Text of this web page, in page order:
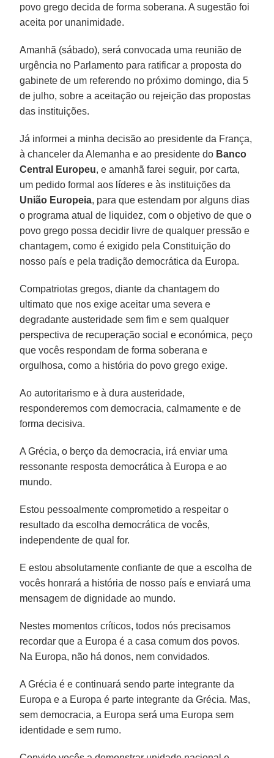
povo grego decida de forma soberana. A sugestão foi
aceita por unanimidade.
Amanhã (sábado), será convocada uma reunião de
urgência no Parlamento para ratificar a proposta do
gabinete de um referendo no próximo domingo, dia 5
de julho, sobre a aceitação ou rejeição das propostas
das instituições.
Já informei a minha decisão ao presidente da França,
à chanceler da Alemanha e ao presidente do Banco
Central Europeu, e amanhã farei seguir, por carta,
um pedido formal aos líderes e às instituições da
União Europeia, para que estendam por alguns dias
o programa atual de liquidez, com o objetivo de que o
povo grego possa decidir livre de qualquer pressão e
chantagem, como é exigido pela Constituição do
nosso país e pela tradição democrática da Europa.
Compatriotas gregos, diante da chantagem do
ultimato que nos exige aceitar uma severa e
degradante austeridade sem fim e sem qualquer
perspectiva de recuperação social e económica, peço
que vocês respondam de forma soberana e
orgulhosa, como a história do povo grego exige.
Ao autoritarismo e à dura austeridade,
responderemos com democracia, calmamente e de
forma decisiva.
A Grécia, o berço da democracia, irá enviar uma
ressonante resposta democrática à Europa e ao
mundo.
Estou pessoalmente comprometido a respeitar o
resultado da escolha democrática de vocês,
independente de qual for.
E estou absolutamente confiante de que a escolha de
vocês honrará a história de nosso país e enviará uma
mensagem de dignidade ao mundo.
Nestes momentos críticos, todos nós precisamos
recordar que a Europa é a casa comum dos povos.
Na Europa, não há donos, nem convidados.
A Grécia é e continuará sendo parte integrante da
Europa e a Europa é parte integrante da Grécia. Mas,
sem democracia, a Europa será uma Europa sem
identidade e sem rumo.